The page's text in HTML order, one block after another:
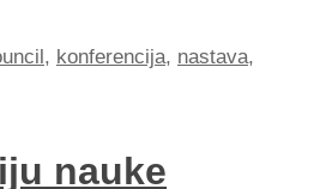
, konferencija, nastava,
nauke